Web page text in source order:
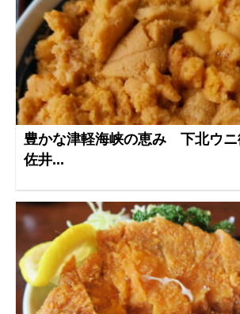
豊かな津軽海峡の恵み 下北ウニ
佐井...